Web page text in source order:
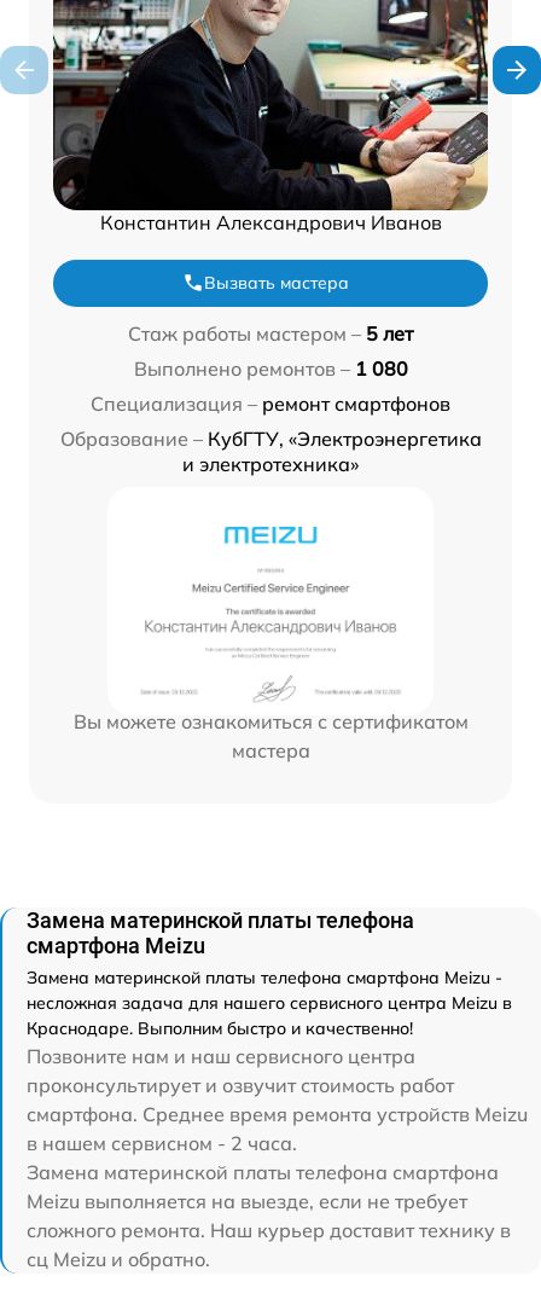
Константин Александрович Иванов
Вызвать мастера
Стаж работы мастером – 5 лет
Выполнено ремонтов – 1 080
Специализация – ремонт смартфонов
Образование – КубГТУ, «Электроэнергетика
и электротехника»
Вы можете ознакомиться с сертификатом
мастера
Замена материнской платы телефона
смартфона Meizu
Замена материнской платы телефона смартфона Meizu -
несложная задача для нашего сервисного центра Meizu в
Краснодаре. Выполним быстро и качественно!
Позвоните нам и наш сервисного центра
проконсультирует и озвучит стоимость работ
смартфона. Среднее время ремонта устройств Meizu
в нашем сервисном - 2 часа.
Замена материнской платы телефона смартфона
Meizu выполняется на выезде, если не требует
сложного ремонта. Наш курьер доставит технику в
сц Meizu и обратно.